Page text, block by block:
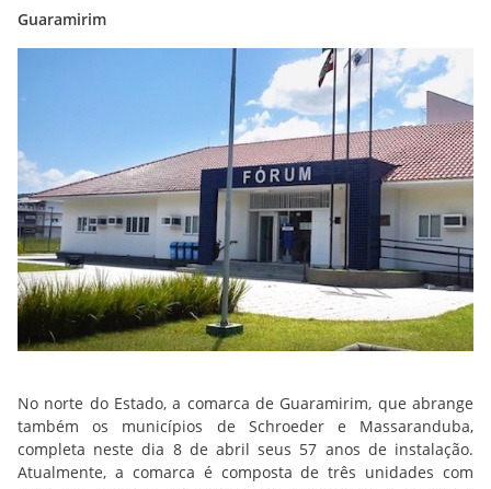
Guaramirim
No norte do Estado, a comarca de Guaramirim, que abrange
também os municípios de Schroeder e Massaranduba,
completa neste dia 8 de abril seus 57 anos de instalação.
Atualmente, a comarca é composta de três unidades com